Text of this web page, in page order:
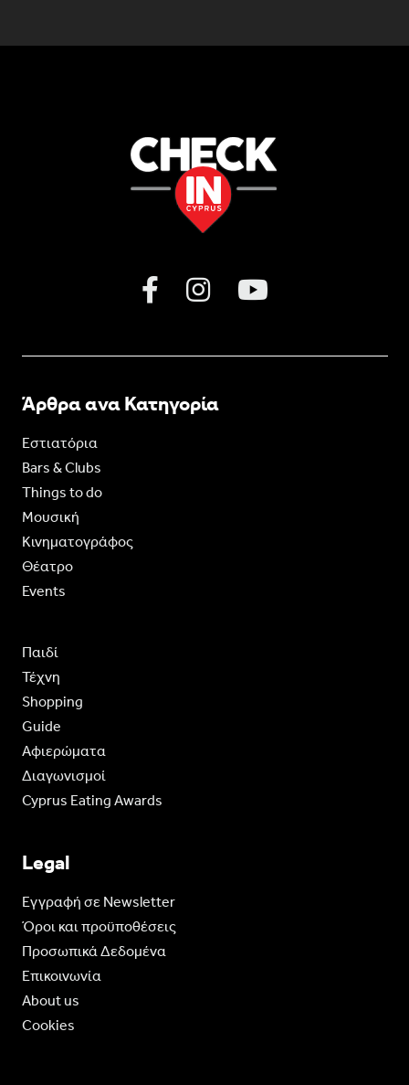
Άρθρα ανα Κατηγορία
Εστιατόρια
Bars & Clubs
Things to do
Moυσική
Κινηματογράφος
Θέατρο
Events
Παιδί
Τέχνη
Shopping
Guide
Aφιερώματα
Διαγωνισμοί
Cyprus Eating Awards
Legal
Eγγραφή σε Newsletter
Όροι και προϋποθέσεις
Προσωπικά Δεδομένα
Επικοινωνία
About us
Cookies